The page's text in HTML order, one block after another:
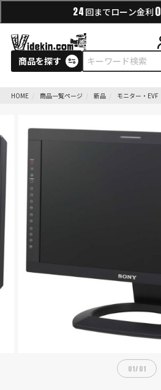
24 回までローン金利 0
商品を探す
HOME 商品一覧ページ 新品 モニター・EVF
01/01